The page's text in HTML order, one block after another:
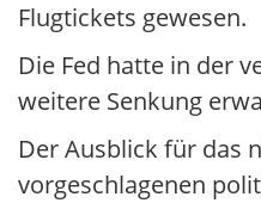
Flugtickets gewesen.
Die Fed hatte in der
weitere Senkung
Der Ausblick für das
vorgeschlagenen